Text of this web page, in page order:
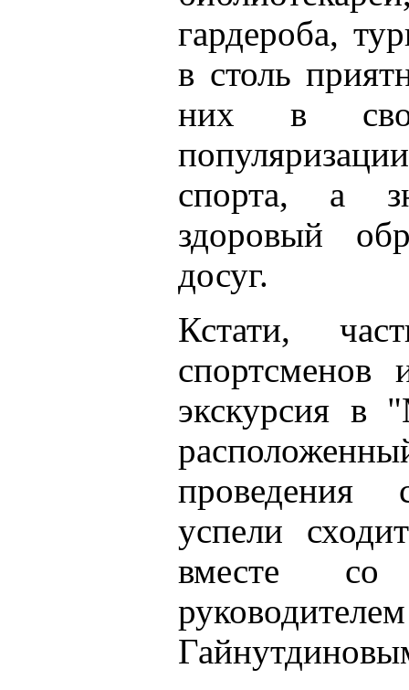
гардероба,
в столь
них в
спорта, а
здоровый
досуг.
Кстати,
экскурсия в
проведения
успели
вместе